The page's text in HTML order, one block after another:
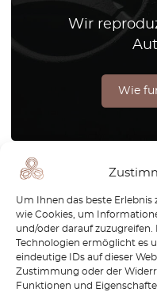
Um Ihnen das beste
wie Cookies, um
und/oder darauf
Technologien ermöglicht es
eindeutige IDs auf dieser
Zustimmung oder der
Funktionen und
Wir
Wie
Der Lexus IS300 ist
Bekannt für sein
elegantes Design, ist
die sowohl
schätzen. Bei
Besitzern zu helfen, die